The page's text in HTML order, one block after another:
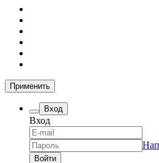
Применить
Вход
Вход